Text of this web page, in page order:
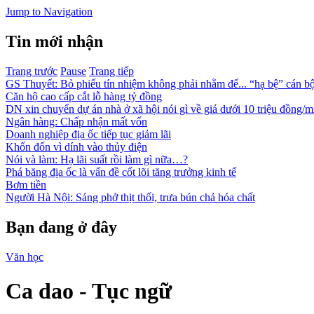
Jump to Navigation
Tin mới nhận
Trang trước Pause Trang tiếp
GS Thuyết: Bỏ phiếu tín nhiệm không phải nhằm để... “hạ bệ” cán
Căn hộ cao cấp cắt lỗ hàng tỷ đồng
DN xin chuyển dự án nhà ở xã hội nói gì về giá dưới 10 triệu đồng/
Ngân hàng: Chấp nhận mất vốn
Doanh nghiệp địa ốc tiếp tục giảm lãi
Khốn đốn vì dính vào thủy điện
Nói và làm: Hạ lãi suất rồi làm gì nữa…?
Phá băng địa ốc là vấn đề cốt lõi tăng trưởng kinh tế
Bơm tiền
Người Hà Nội: Sáng phở thịt thối, trưa bún chả hóa chất
Bạn đang ở đây
Văn học
Ca dao - Tục ngữ